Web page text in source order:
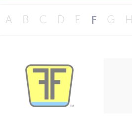
A B C D E F G H